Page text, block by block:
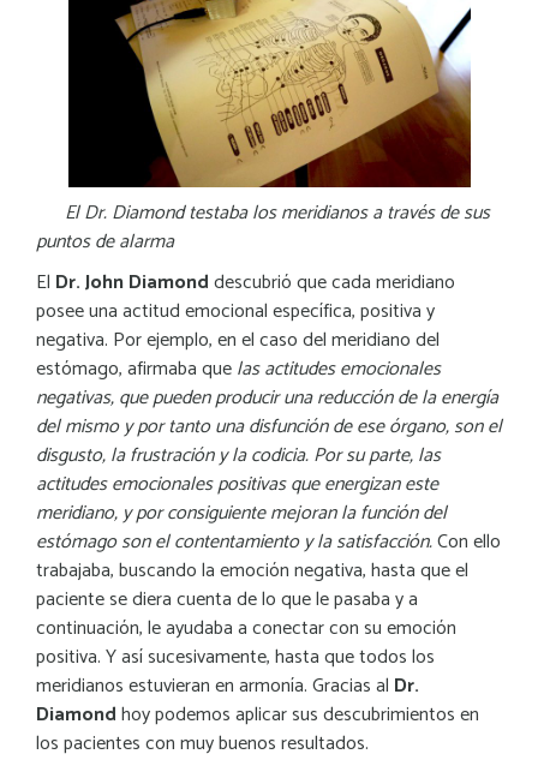
El Dr. Diamond testaba los meridianos a través de sus
puntos de alarma
El Dr. John Diamonddescubrió que cada meridiano
posee una actitud emocional específica, positiva y
negativa. Por ejemplo, en el caso del meridiano del
estómago, afirmaba quelas actitudes emocionales
negativas, que pueden producir una reducción de la energía
del mismo y por tanto una disfunción de ese órgano, son el
disgusto, la frustración y la codicia. Por su parte, las
actitudes emocionales positivas que energizan este
meridiano, y por consiguiente mejoran la función del
estómago son el contentamiento y la satisfacción.Con ello
trabajaba, buscando la emoción negativa, hasta que el
paciente se diera cuenta de lo que le pasaba y a
continuación, le ayudaba a conectar con su emoción
positiva. Y así sucesivamente, hasta que todos los
meridianos estuvieran en armonía. Gracias al Dr.
Diamondhoy podemos aplicar sus descubrimientos en
los pacientes con muy buenos resultados.